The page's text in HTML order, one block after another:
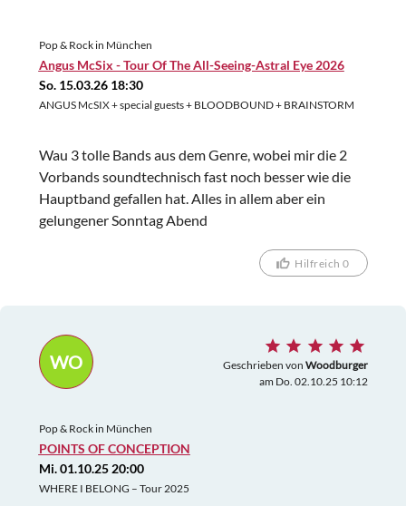
Pop & Rock in München
Angus McSix - Tour Of The All-Seeing-Astral Eye 2026
So. 15.03.26 18:30
ANGUS McSIX + special guests + BLOODBOUND + BRAINSTORM
Wau 3 tolle Bands aus dem Genre, wobei mir die 2
Vorbands soundtechnisch fast noch besser wie die
Hauptband gefallen hat. Alles in allem aber ein
gelungener Sonntag Abend
Hilfreich 0
WO Geschrieben von Woodburger
am Do. 02.10.25 10:12
Pop & Rock in München
POINTS OF CONCEPTION
Mi. 01.10.25 20:00
WHERE I BELONG – Tour 2025